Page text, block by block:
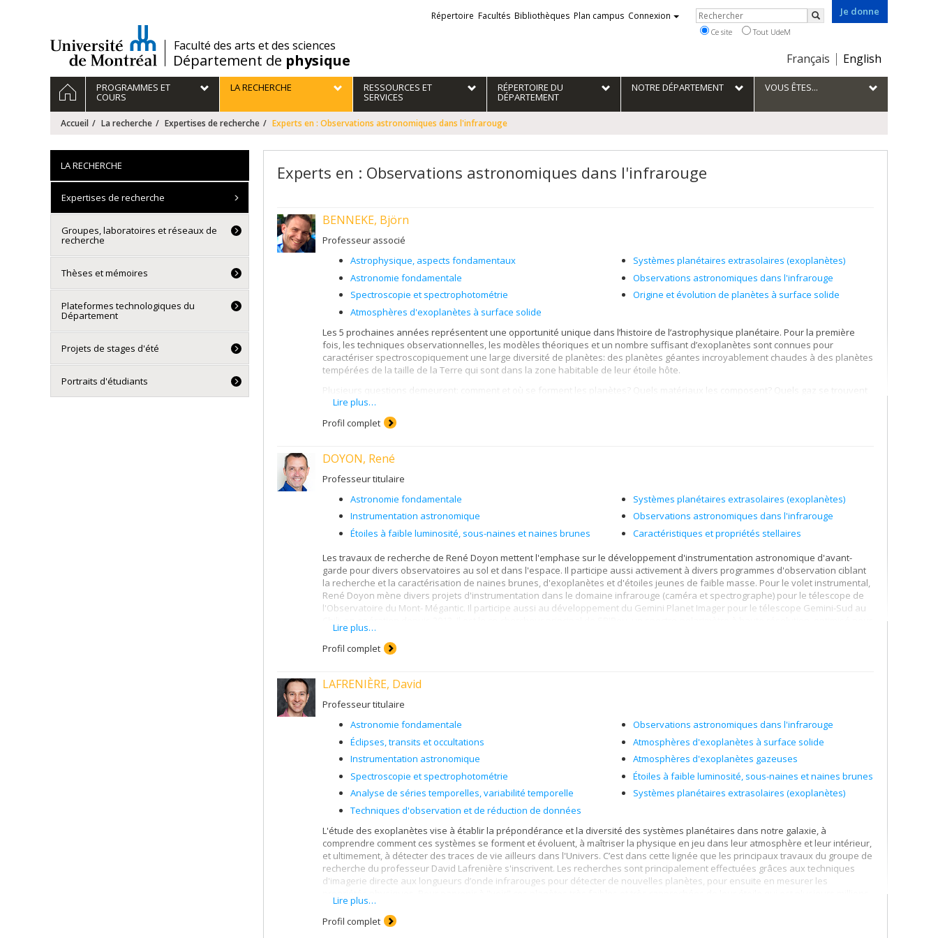
/Faculté des arts et des sciences
Département de physique
Je donne
Choix
la
langue
Français English
Liens
externes
Répertoire Facultés Bibliothèques Plan campus Connexion Rechercher
Rechercher
Ce site Tout UdeM
Navigation
principale
ACCUEILPROGRAMMES ET
COURS
LA RECHERCHE RESSOURCES ET
SERVICES
RÉPERTOIRE DU
DÉPARTEMENT
NOTRE DÉPARTEMENT VOUS ÊTES...
Accueil La recherche Expertises de recherche Experts en : Observations astronomiques dans l'infrarouge
Experts en : Observations astronomiques dans l'infrarouge
BENNEKE, Björn
Professeur associé
Astrophysique, aspects fondamentaux
Astronomie fondamentale
Spectroscopie et spectrophotométrie
Atmosphères d'exoplanètes à surface solide
Systèmes planétaires extrasolaires (exoplanètes)
Observations astronomiques dans l'infrarouge
Origine et évolution de planètes à surface solide
Les 5 prochaines années représentent une opportunité unique dans l’histoire de l’astrophysique planétaire. Pour la première
fois, les techniques observationnelles, les modèles théoriques et un nombre suffisant d’exoplanètes sont connues pour
caractériser spectroscopiquement une large diversité de planètes: des planètes géantes incroyablement chaudes à des planètes
tempérées de la taille de la Terre qui sont dans la zone habitable de leur étoile hôte.
Plusieurs questions demeurent: comment et où se forment les planètes? Quels matériaux les composent? Quels gaz se trouvent
dans leur atmosphères? Quel rôle jouent les nuages et la brume? Quelle est la taille maximale d’une planète terrestre? Quelle est
la taille minimale d’une planète gazeuse? Et finalement, quelles planètes peuvent abriter la vie?
spatiaux Hubble et Spitzer, ainsi les télescopes de 10 mètres du Keck. Professeur Benneke et ses collaborateurs ont développé
des outils d’analyse et de modélisation puissants pour interpréter ces ensembles de données uniques. Les questions sur
lesquelles le groupe du Professeur Benneke travaille sont:
Explorer la diversité des atmosphères planétaires des super Terres et des exo-Neptunes grâce à la technique de
spectroscopie de transit avec le télescope spatial Hubble. Professor Benneke est le chercheur principal du plus gros
programme de Hubble pour caractériser les petites exoplanètes.
10 mètres du Keck
Caractérisation de l’atmosphère et cartographie des exoplanètes grâce au futur télescope spatial James Webb (JWST)
Comprendre les types de nuages exotiques sur les exoplanètes
Découvrir et faire la caractérisation initiale des cibles idéales pour le télescope spatial James Webb en utilisant la missions
K2, le télescope spatial TESS et un suivi grâce à des observatoires au sol
Lire plus…
Profil complet
DOYON, René
Professeur titulaire
Astronomie fondamentale
Instrumentation astronomique
Étoiles à faible luminosité, sous-naines et naines brunes
Systèmes planétaires extrasolaires (exoplanètes)
Observations astronomiques dans l'infrarouge
Caractéristiques et propriétés stellaires
Les travaux de recherche de René Doyon mettent l'emphase sur le développement d'instrumentation astronomique d'avant-
garde pour divers observatoires au sol et dans l'espace. Il participe aussi activement à divers programmes d'observation ciblant
la recherche et la caractérisation de naines brunes, d'exoplanètes et d'étoiles jeunes de faible masse. Pour le volet instrumental,
René Doyon mène divers projets d'instrumentation dans le domaine infrarouge (caméra et spectrographe) pour le télescope de
l'Observatoire du Mont- Mégantic. Il participe aussi au développement du Gemini Planet Imager pour le télescope Gemini-Sud au
le domaine infrarouge, pour le Télescope Canada-France-Hawaii. SPIRou est conçu pour détecter des planètes telluriques (i.e.
semblables à la Terre), situées dans la zone « habitable » autour d'étoiles de faible masse du voisinage solaire. René Doyon est
aussi le chercheur principal de NIRISS, l'un des quatre instruments scientifiques du télescope spatial James Webb, dont le
Lire plus…
Profil complet
LAFRENIÈRE, David
Professeur titulaire
Astronomie fondamentale
Éclipses, transits et occultations
Instrumentation astronomique
Spectroscopie et spectrophotométrie
Analyse de séries temporelles, variabilité temporelle
Techniques d'observation et de réduction de données
Observations astronomiques dans l'infrarouge
Atmosphères d'exoplanètes à surface solide
Atmosphères d'exoplanètes gazeuses
Étoiles à faible luminosité, sous-naines et naines brunes
Systèmes planétaires extrasolaires (exoplanètes)
L'étude des exoplanètes vise à établir la prépondérance et la diversité des systèmes planétaires dans notre galaxie, à
comprendre comment ces systèmes se forment et évoluent, à maîtriser la physique en jeu dans leur atmosphère et leur intérieur,
et ultimement, à détecter des traces de vie ailleurs dans l'Univers. C’est dans cette lignée que les principaux travaux du groupe de
recherche du professeur David Lafrenière s'inscrivent. Les recherches sont principalement effectuées grâces aux techniques
d'imagerie directe aux longueurs d’onde infrarouges pour détecter de nouvelles planètes, pour ensuite en mesurer les
de fois plus brillante, il est nécessaire de continuellement mettre au point de nouvelles techniques d'observation et de traitement
d'images et même construire de nouveaux instruments. Avec la technologie actuelle, il est possible de détecter des planètes
géantes gazeuses ayant des orbites de la taille du système solaire externe ou plus grandes.
Lire plus…
Profil complet
LA RECHERCHE
Expertises de recherche
Groupes, laboratoires et réseaux de
recherche
Thèses et mémoires
Plateformes technologiques du
Département
Projets de stages d'été
Portraits d'étudiants